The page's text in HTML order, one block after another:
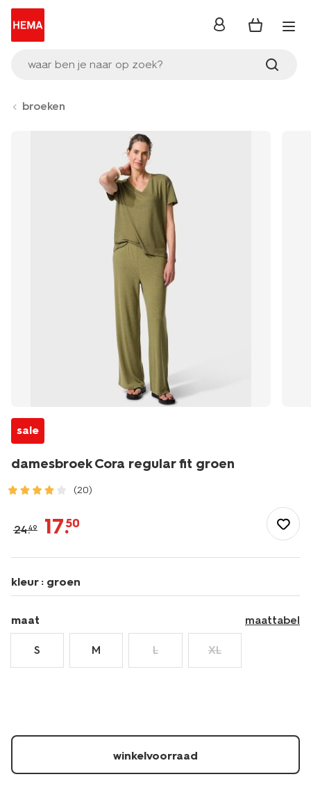
waar ben je naar op zoek?
inloggen
broeken
sale
damesbroek Cora regular fit groen
(20)
regular-
groen-
36209360GREEN.html
24.49 17.50
kleur : groen
maat maattabel
S M L XL
winkelvoorraad